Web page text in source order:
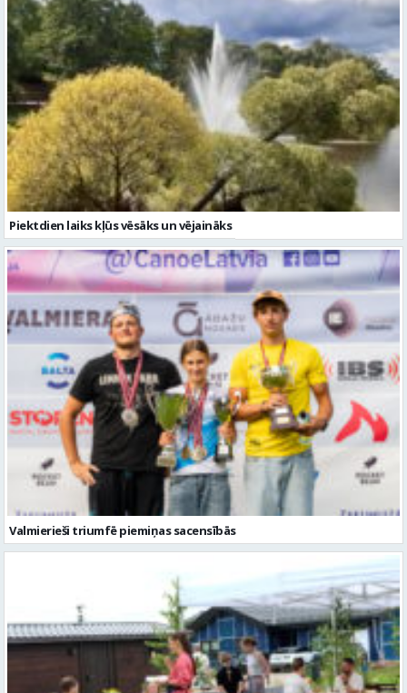
Piektdien laiks kļūs vēsāks un vējaināks
Valmierieši triumfē piemiņas sacensībās